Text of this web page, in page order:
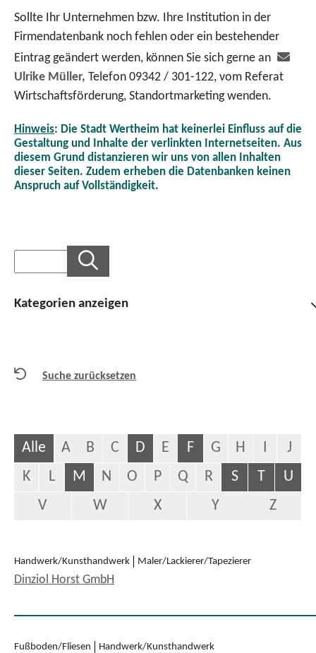
Sollte Ihr Unternehmen bzw. Ihre Institution in der
Firmendatenbank noch fehlen oder ein bestehender
Eintrag geändert werden, können Sie sich gerne an
Ulrike Müller, Telefon 09342 / 301-122, vom Referat
Wirtschaftsförderung, Standortmarketing wenden.
Hinweis: Die Stadt Wertheim hat keinerlei Einfluss auf die
Gestaltung und Inhalte der verlinkten Internetseiten. Aus
diesem Grund distanzieren wir uns von allen Inhalten
dieser Seiten. Zudem erheben die Datenbanken keinen
Anspruch auf Vollständigkeit.
Kategorien anzeigen
Suche zurücksetzen
Alle A B C D E F G H
J
K
L M N O P Q R S T
U
V
W X Y Z
Handwerk/Kunsthandwerk Maler/Lackierer/Tapezierer
Dinziol Horst GmbH
Fußboden/Fliesen
Handwerk/Kunsthandwerk